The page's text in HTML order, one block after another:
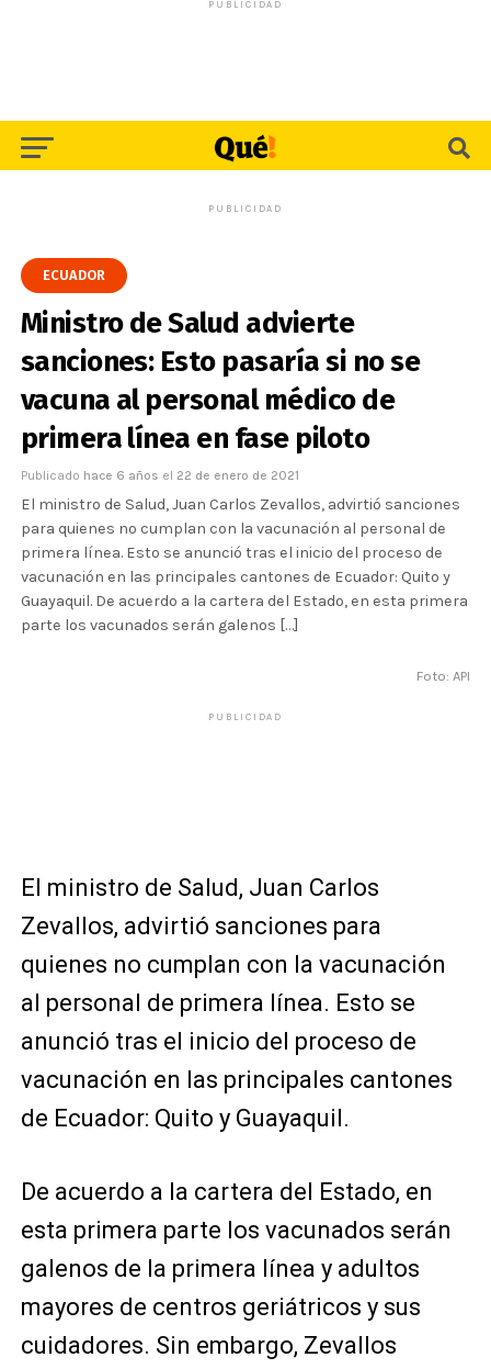
PUBLICIDAD
PUBLICIDAD
ECUADOR
Ministro de Salud advierte
sanciones: Esto pasaría si no se
vacuna al personal médico de
primera línea en fase piloto
Publicado hace 6 años el 22 de enero de 2021
El ministro de Salud, Juan Carlos Zevallos, advirtió sanciones
para quienes no cumplan con la vacunación al personal de
primera línea. Esto se anunció tras el inicio del proceso de
vacunación en las principales cantones de Ecuador: Quito y
Guayaquil. De acuerdo a la cartera del Estado, en esta primera
parte los vacunados serán galenos […]
Foto: API
PUBLICIDAD
El ministro de Salud, Juan Carlos
Zevallos, advirtió sanciones para
quienes no cumplan con la vacunación
al personal de primera línea. Esto se
anunció tras el inicio del proceso de
vacunación en las principales cantones
de Ecuador: Quito y Guayaquil.
De acuerdo a la cartera del Estado, en
esta primera parte los vacunados serán
galenos de la primera línea y adultos
mayores de centros geriátricos y sus
cuidadores. Sin embargo, Zevallos